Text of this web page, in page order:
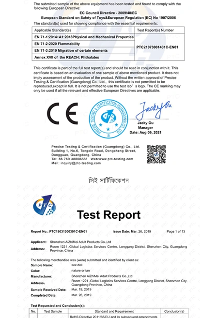
সিই সার্টিফিকেশন